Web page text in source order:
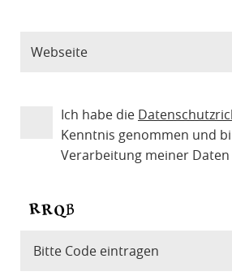
Ich habe die
Kenntnis genommen und
Verarbeitung meiner